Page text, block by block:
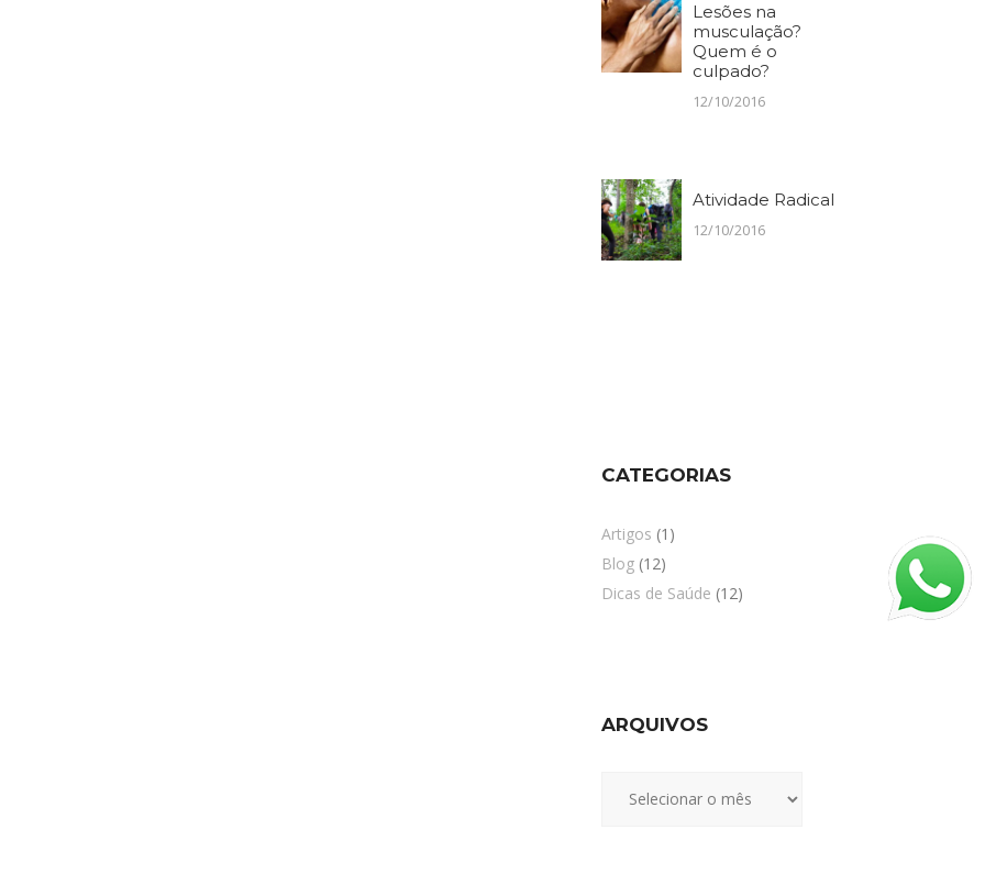
Lesões na
musculação?
Quem é o
culpado?
12/10/2016
Atividade Radical
12/10/2016
CATEGORIAS
Artigos (1)
Blog(12)
Dicas de Saúde (12)
ARQUIVOS